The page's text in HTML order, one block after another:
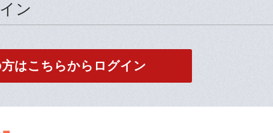
ン
はこちらからログイン